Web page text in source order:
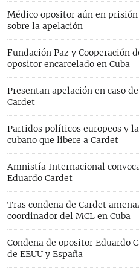
Médico opositor aún en
sobre la apelación
Fundación Paz y Cooperación
opositor encarcelado en Cuba
Presentan apelación en caso
Cardet
Partidos políticos europeos y
cubano que libere a Cardet
Amnistía Internacional
Eduardo Cardet
Tras condena de Cardet
coordinador del MCL en Cuba
Condena de opositor Eduardo
de EEUU y España